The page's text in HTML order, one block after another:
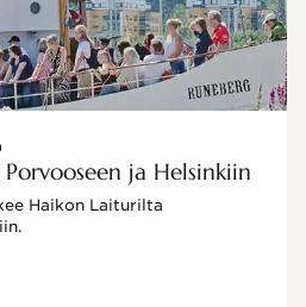
ja Helsinkiin
Haikon Laiturilta